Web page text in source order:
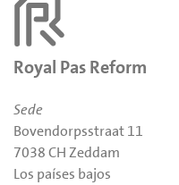
Royal Pas Reform
Sede
Bovendorpsstraat 11
7038 CH Zeddam
Los países bajos